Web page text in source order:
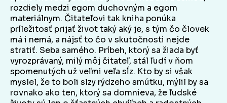
rozdiely medzi egom duchovným a egom
materiálnym. Čitateľovi tak kniha ponúka
príležitosť prijať život taký aký je, s tým čo človek
má i nemá, a nájsť to čo v skutočnosti nejde
stratiť. Seba samého. Príbeh, ktorý sa žiada byť
vyrozprávaný, milý môj čitateľ, stál ľudí v ňom
spomenutých už veľmi veľa sĺz. Kto by si však
myslel, že to boli slzy rýdzeho smútku, mýlil by sa
rovnako ako ten, ktorý sa domnieva, že ľudské